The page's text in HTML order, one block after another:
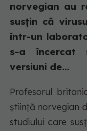
norvegian au
susțin că
într-un
s-a încercat
versiuni de...
Profesorul
ştiinţă norvegian
studiului care